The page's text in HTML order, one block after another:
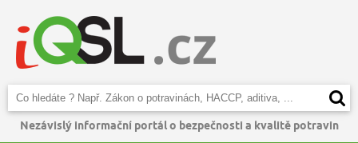
Nezávislý informační portál o bezpečnosti a kvalitě potravin